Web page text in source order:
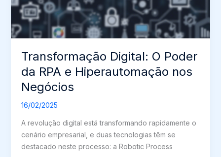
Transformação Digital: O Poder
da RPA e Hiperautomação nos
Negócios
16/02/2025
A revolução digital está transformando rapidamente o
cenário empresarial, e duas tecnologias têm se
destacado neste processo: a Robotic Process